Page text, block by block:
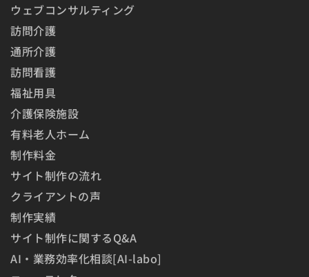
ウェブコンサルティング
訪問介護
通所介護
訪問看護
福祉用具
介護保険施設
有料老人ホーム
制作料金
サイト制作の流れ
クライアントの声
制作実績
サイト制作に関するQ&A
AI・業務効率化相談[AI-labo]